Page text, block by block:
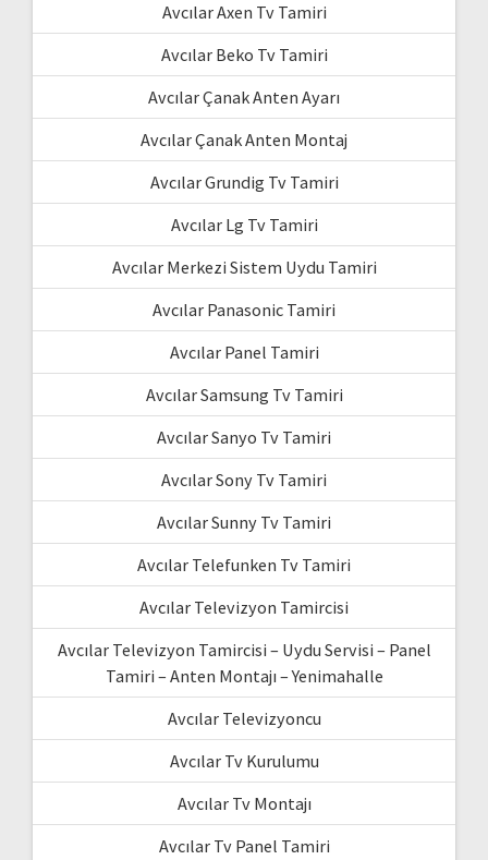
Avcılar Axen Tv Tamiri
Avcılar Beko Tv Tamiri
Avcılar Çanak Anten Ayarı
Avcılar Çanak Anten Montaj
Avcılar Grundig Tv Tamiri
Avcılar Lg Tv Tamiri
Avcılar Merkezi Sistem Uydu Tamiri
Avcılar Panasonic Tamiri
Avcılar Panel Tamiri
Avcılar Samsung Tv Tamiri
Avcılar Sanyo Tv Tamiri
Avcılar Sony Tv Tamiri
Avcılar Sunny Tv Tamiri
Avcılar Telefunken Tv Tamiri
Avcılar Televizyon Tamircisi
Avcılar Televizyon Tamircisi – Uydu Servisi – Panel
Tamiri – Anten Montajı – Yenimahalle
Avcılar Televizyoncu
Avcılar Tv Kurulumu
Avcılar Tv Montajı
Avcılar Tv Panel Tamiri